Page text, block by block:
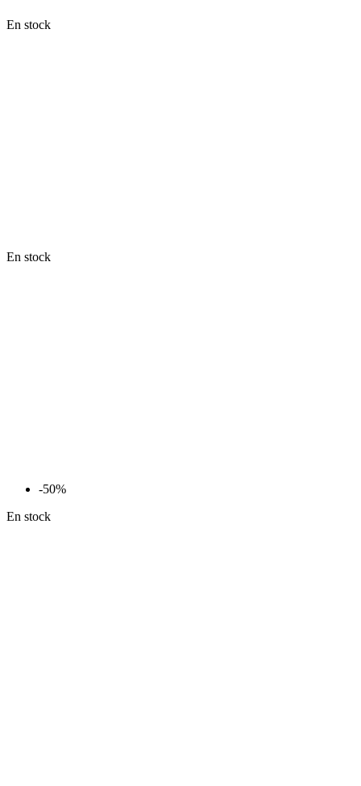
En stock
En stock
-50%
En stock